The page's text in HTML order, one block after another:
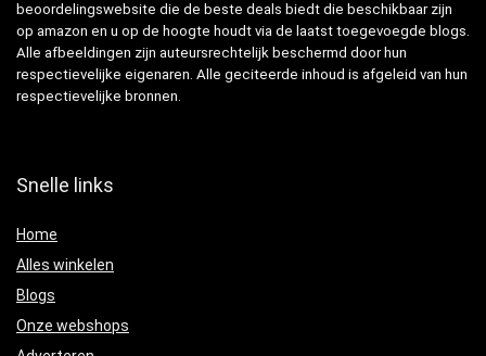
beoordelingswebsite die de beste deals biedt die beschikbaar zijn
op amazon en u op de hoogte houdt via de laatst toegevoegde blogs.
Alle afbeeldingen zijn auteursrechtelijk beschermd door hun
respectievelijke eigenaren. Alle geciteerde inhoud is afgeleid van hun
respectievelijke bronnen.
Snelle links
Home
Alles winkelen
Blogs
Onze webshops